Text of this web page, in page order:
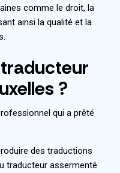
comme le droit, la
ainsi la qualité et la
traducteur
?
qui a prêté
des traductions
traducteur assermenté